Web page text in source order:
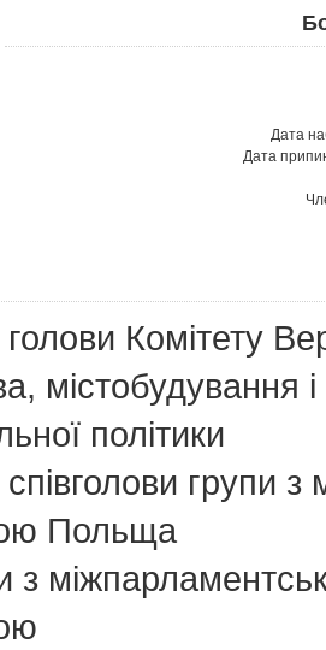
Дата
Дата
Комітету
містобудування
політики
групи з
Польща
з